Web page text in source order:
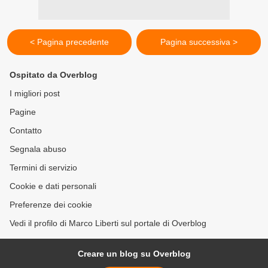
< Pagina precedente Pagina successiva >
Ospitato da Overblog
I migliori post
Pagine
Contatto
Segnala abuso
Termini di servizio
Cookie e dati personali
Preferenze dei cookie
Vedi il profilo di Marco Liberti sul portale di Overblog
Creare un blog su Overblog